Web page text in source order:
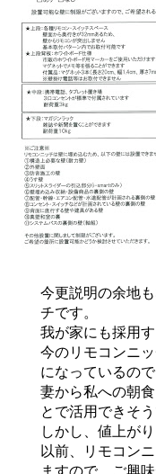
今更説明の余地
チです。
我が家にも採用
今のリモコンニッ
になっているの
妻から私への朝
とで活用できそう
しかし、値上が
以前、リモコン
ますので、ご興